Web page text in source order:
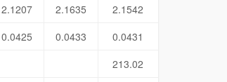
2.1207 2.1635
2.1542
0.0425 0.0433
0.0431
213.02